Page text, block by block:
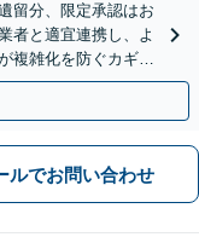
留分、限定承認はお
者と適宜連携し、よ
複雑化を防ぐカギと
ルでお問い合わせ